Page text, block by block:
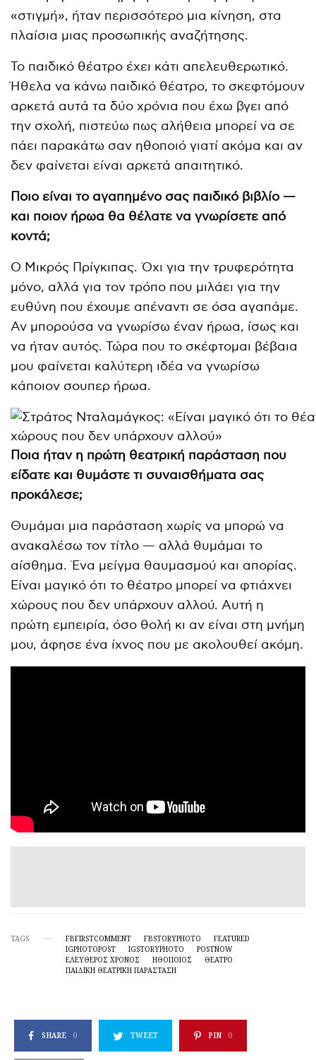
«στιγμή», ήταν περισσότερο μια κίνηση, στα
πλαίσια μιας προσωπικής αναζήτησης.
Το παιδικό θέατρο έχει κάτι απελευθερωτικό.
Ήθελα να κάνω παιδικό θέατρο, το σκεφτόμουν
αρκετά αυτά τα δύο χρόνια που έχω βγει από
την σχολή, πιστεύω πως αλήθεια μπορεί να σε
πάει παρακάτω σαν ηθοποιό γιατί ακόμα και αν
δεν φαίνεται είναι αρκετά απαιτητικό.
Ποιο είναι το αγαπημένο σας παιδικό βιβλίο —
και ποιον ήρωα θα θέλατε να γνωρίσετε από
κοντά;
O Μικρός Πρίγκιπας. Όχι για την τρυφερότητα
μόνο, αλλά για τον τρόπο που μιλάει για την
ευθύνη που έχουμε απέναντι σε όσα αγαπάμε.
Αν μπορούσα να γνωρίσω έναν ήρωα, ίσως και
να ήταν αυτός. Τώρα που το σκέφτομαι βέβαια
μου φαίνεται καλύτερη ιδέα να γνωρίσω
κάποιον σουπερ ήρωα.
Ποια ήταν η πρώτη θεατρική παράσταση που
είδατε και θυμάστε τι συναισθήματα σας
προκάλεσε;
Θυμάμαι μια παράσταση χωρίς να μπορώ να
ανακαλέσω τον τίτλο — αλλά θυμάμαι το
αίσθημα. Ένα μείγμα θαυμασμού και απορίας.
Είναι μαγικό ότι το θέατρο μπορεί να φτιάχνει
χώρους που δεν υπάρχουν αλλού. Αυτή η
πρώτη εμπειρία, όσο θολή κι αν είναι στη μνήμη
μου, άφησε ένα ίχνος που με ακολουθεί ακόμη.
TAGS FBFIRSTCOMMENT FBSTORYPHOTO
FEATURED
IGPHOTOPOST
IGSTORYPHOTO
POSTNOW
ΕΛΕΥΘΕΡΟΣ ΧΡΟΝΟΣ
ΗΘΟΠΟΙΌΣ
ΘΈΑΤΡΟ
ΠΑΙΔΙΚΉ ΘΕΑΤΡΙΚΉ ΠΑΡΆΣΤΑΣΗ
SHARE 0 TWEET PIN 0